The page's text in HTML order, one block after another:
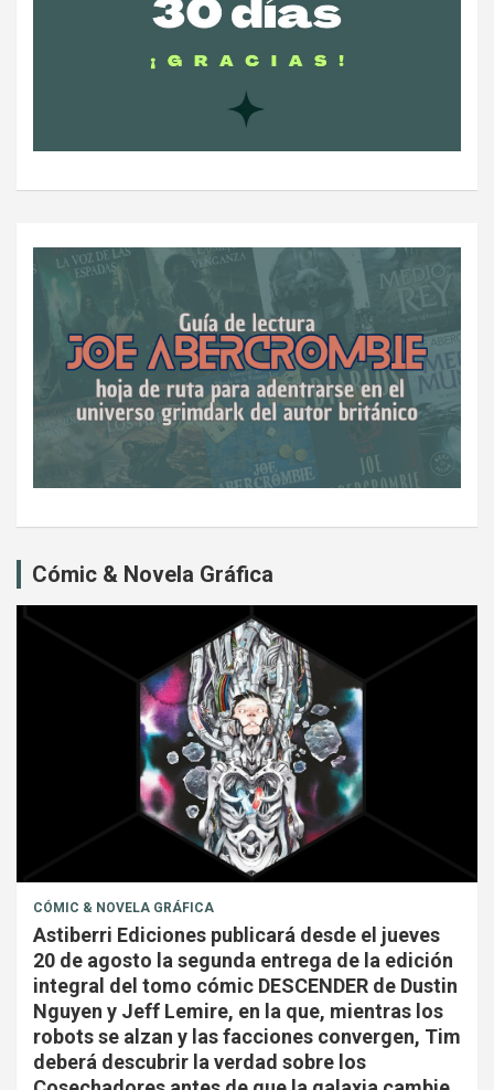
Cómic & Novela Gráfica
CÓMIC & NOVELA GRÁFICA
Astiberri Ediciones publicará desde el jueves
20 de agosto la segunda entrega de la edición
integral del tomo cómic DESCENDER de Dustin
Nguyen y Jeff Lemire, en la que, mientras los
robots se alzan y las facciones convergen, Tim
deberá descubrir la verdad sobre los